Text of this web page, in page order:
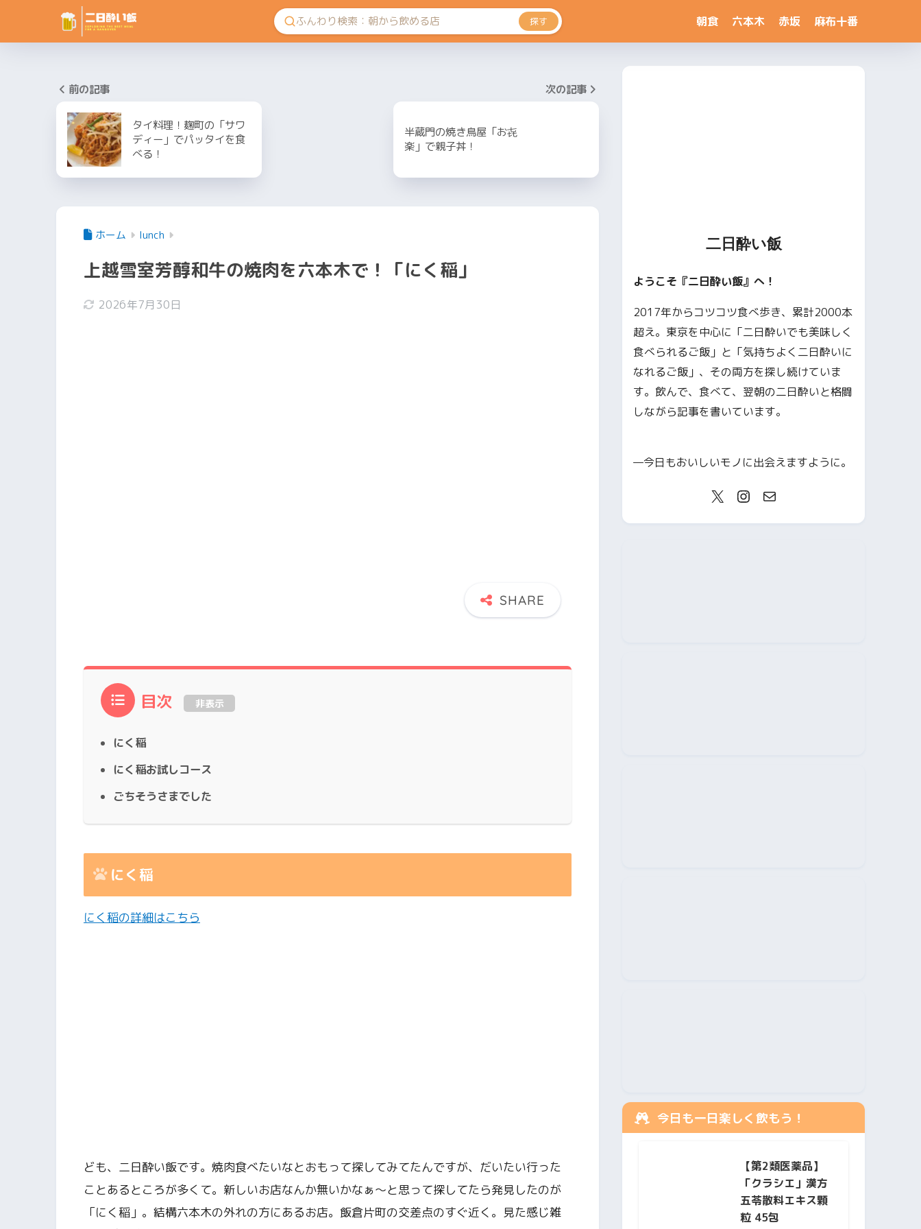
探す 朝食 六本木 赤坂 麻布十番
前の記事
タイ料理！麹町の「サワ
ディー」でパッタイを食
べる！
次の記事
半蔵門の焼き鳥屋「お㐂
楽」で親子丼！
ホーム lunch
上越雪室芳醇和牛の焼肉を六本木で！「にく稲」
2026年7月30日
目次 非表示
にく稲
にく稲お試しコース
ごちそうさまでした
にく稲
にく稲の詳細はこちら
ども、二日酔い飯です。焼肉食べたいなとおもって探してみてたんですが、だいたい行った
ことあるところが多くて。新しいお店なんか無いかなぁ〜と思って探してたら発見したのが
「にく稲」。結構六本木の外れの方にあるお店。飯倉片町の交差点のすぐ近く。見た感じ雑
二日酔い飯
ようこそ『二日酔い飯』へ！
2017年からコツコツ食べ歩き、累計2000本
超え。東京を中心に「二日酔いでも美味しく
食べられるご飯」と「気持ちよく二日酔いに
なれるご飯」、その両方を探し続けていま
す。飲んで、食べて、翌朝の二日酔いと格闘
しながら記事を書いています。
—今日もおいしいモノに出会えますように。
今日も一日楽しく飲もう！
【第2類医薬品】
「クラシエ」漢方
五苓散料エキス顆
粒 45包